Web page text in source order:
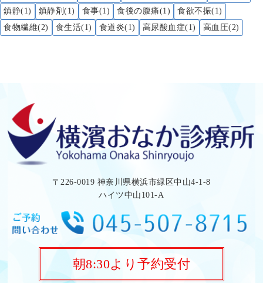
鎮静(1)
鎮静剤(1) 食事(1) 食後の腹痛(1)
食欲不振(1)
食物繊維(2)
食生活(1) 食道炎(1) 高尿酸血症(1) 高血圧(2)
〒226-0019 神奈川県横浜市緑区中山4-1-8
ハイツ中山101-A
朝8:30より予約受付